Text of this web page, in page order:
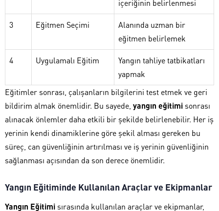
içeriğinin belirlenmesi
3 Eğitmen Seçimi
Alanında uzman bir
eğitmen belirlemek
4 Uygulamalı Eğitim
Yangın tahliye tatbikatları
yapmak
Eğitimler sonrası, çalışanların bilgilerini test etmek ve geri
bildirim almak önemlidir. Bu sayede, yangın eğitimi sonrası
alınacak önlemler daha etkili bir şekilde belirlenebilir. Her iş
yerinin kendi dinamiklerine göre şekil alması gereken bu
süreç, can güvenliğinin artırılması ve iş yerinin güvenliğinin
sağlanması açısından da son derece önemlidir.
Yangın Eğitiminde Kullanılan Araçlar ve Ekipmanlar
Yangın Eğitimi sırasında kullanılan araçlar ve ekipmanlar,